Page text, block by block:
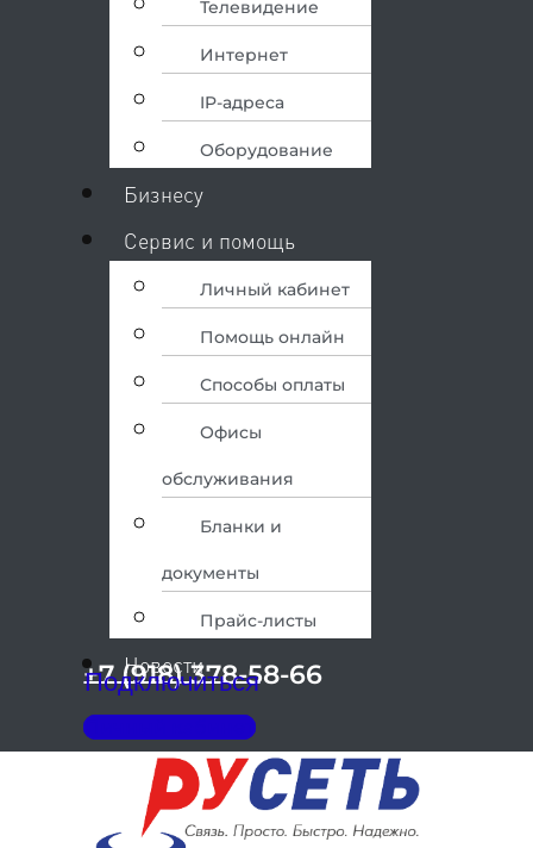
Телевидение
Интернет
IP-адреса
Оборудование
Бизнесу
Сервис и помощь
Личный кабинет
Помощь онлайн
Способы оплаты
Офисы
обслуживания
Бланки и
документы
Прайс-листы
Новости
+7 (918) 378-58-66
Подключиться
Личный кабинет